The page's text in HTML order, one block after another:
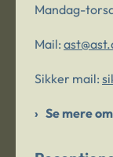
Mandag-
Mail:
Sikker mail:
Se mere